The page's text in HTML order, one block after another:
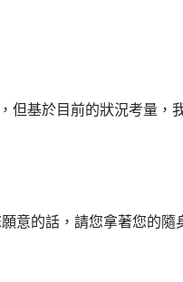
但基於目前的狀況考量，
意的話，請您拿著您的隨